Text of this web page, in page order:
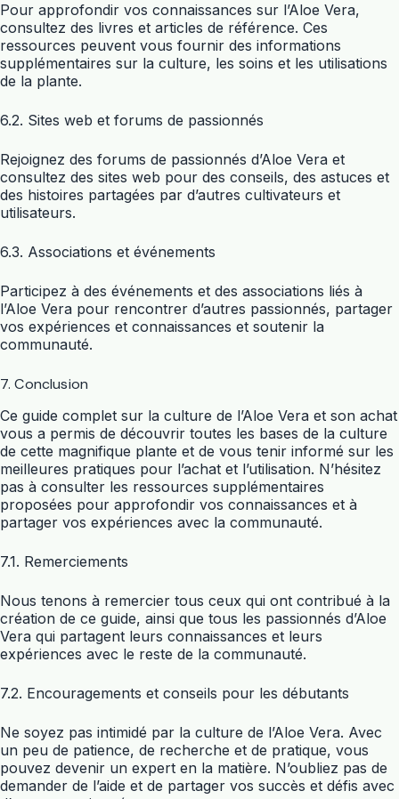
Pour approfondir vos connaissances sur l’Aloe Vera,
consultez des livres et articles de référence. Ces
ressources peuvent vous fournir des informations
supplémentaires sur la culture, les soins et les utilisations
de la plante.
6.2. Sites web et forums de passionnés
Rejoignez des forums de passionnés d’Aloe Vera et
consultez des sites web pour des conseils, des astuces et
des histoires partagées par d’autres cultivateurs et
utilisateurs.
6.3. Associations et événements
Participez à des événements et des associations liés à
l’Aloe Vera pour rencontrer d’autres passionnés, partager
vos expériences et connaissances et soutenir la
communauté.
7. Conclusion
Ce guide complet sur la culture de l’Aloe Vera et son achat
vous a permis de découvrir toutes les bases de la culture
de cette magnifique plante et de vous tenir informé sur les
meilleures pratiques pour l’achat et l’utilisation. N’hésitez
pas à consulter les ressources supplémentaires
proposées pour approfondir vos connaissances et à
partager vos expériences avec la communauté.
7.1. Remerciements
Nous tenons à remercier tous ceux qui ont contribué à la
création de ce guide, ainsi que tous les passionnés d’Aloe
Vera qui partagent leurs connaissances et leurs
expériences avec le reste de la communauté.
7.2. Encouragements et conseils pour les débutants
Ne soyez pas intimidé par la culture de l’Aloe Vera. Avec
un peu de patience, de recherche et de pratique, vous
pouvez devenir un expert en la matière. N’oubliez pas de
demander de l’aide et de partager vos succès et défis avec